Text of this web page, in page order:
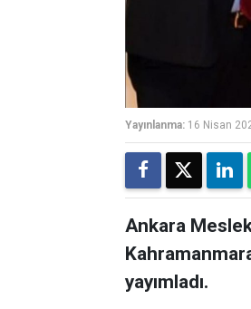
Yayınlanma: 16 Nisan
Ankara
yayımladı.